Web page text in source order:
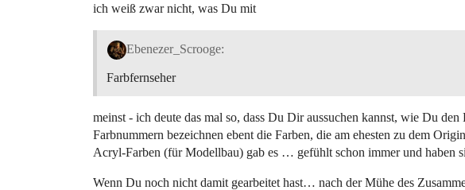
ich weiß zwar nicht, was Du mit
Ebenezer_Scrooge:
Farbfernseher
meinst - ich deute das mal so, dass Du Dir aussuchen kannst, wie Du
Farbnummern bezeichnen ebent die Farben, die am ehesten zu dem
Acryl-Farben (für Modellbau) gab es … gefühlt schon immer und haben
Wenn Du noch nicht damit gearbeitet hast… nach der Mühe des